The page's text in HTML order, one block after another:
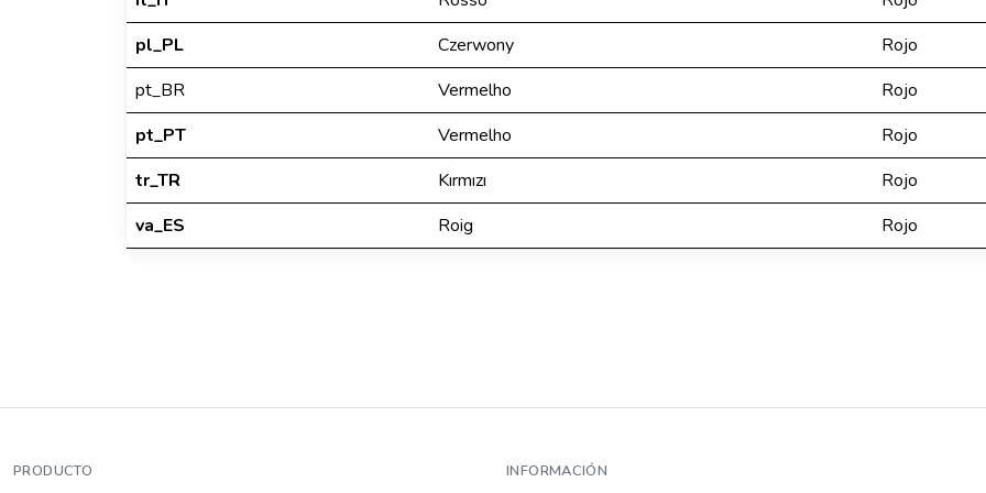
pl_PL
Czerwony
Rojo
pt_BR
Vermelho
Rojo
pt_PT
Vermelho
Rojo
tr_TR
Kırmızı
Rojo
va_ES
Roig Rojo
PRODUCTO INFORMACIÓN